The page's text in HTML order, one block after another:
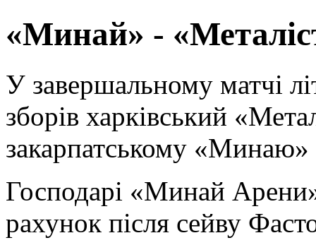
«Минай» -
У завершальному матчі
зборів харківський «
закарпатському «Минаю»
Господарі «Минай Арени
рахунок після сейву